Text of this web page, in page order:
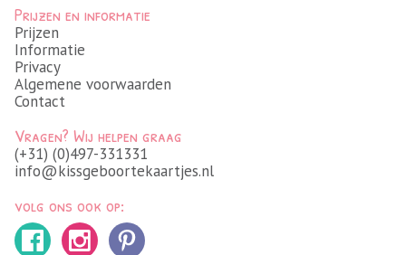
Prijzen en informatie
Prijzen
Informatie
Privacy
Algemene voorwaarden
Contact
Vragen? Wij helpen graag
(+31) (0)497-331331
info@kissgeboortekaartjes.nl
volg ons ook op: